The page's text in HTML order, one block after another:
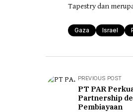
Tapestry dan
Gaza Israel
PREVIOUS POST
PT PAR
Partnership
Pembiayaan